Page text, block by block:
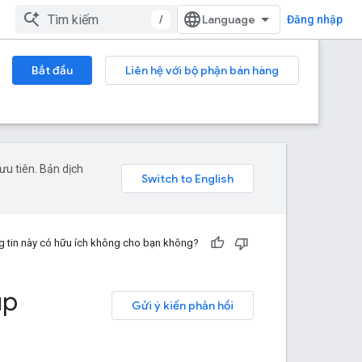
/ Đăng nhập
Bắt đầu
Liên hệ với bộ phận bán hàng
tiên. Bản dịch
tin này có hữu ích không cho bạn không?
Gửi ý kiến phản hồi